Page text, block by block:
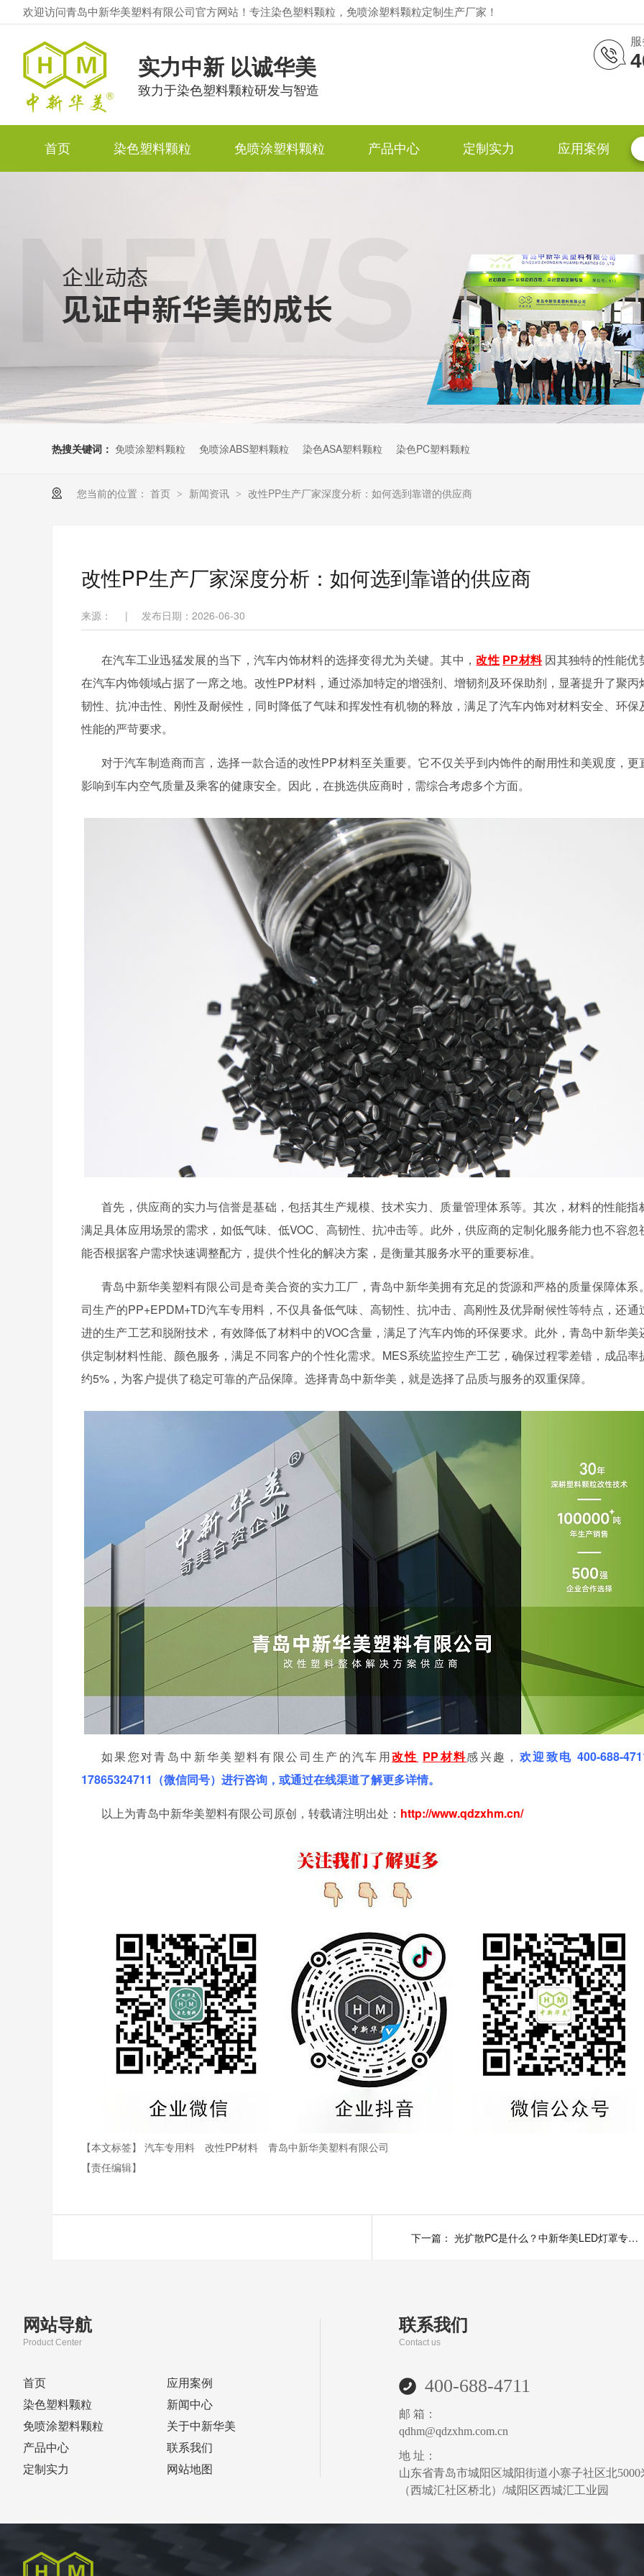
欢迎访问青岛中新华美塑料有限公司官方网站！专注染色塑料颗粒，免喷涂塑料颗粒定制生产厂家！
实力中新 以诚华美
致力于染色塑料颗粒研发与智造
首页 染色塑料颗粒 免喷涂塑料颗粒 产品中心 定制实力 应用案例
热搜关键词： 免喷涂塑料颗粒 免喷涂ABS塑料颗粒 染色ASA塑料颗粒 染色PC塑料颗粒
您当前的位置： 首页 > 新闻资讯 > 改性PP生产厂家深度分析：如何选到靠谱的供应商
改性PP生产厂家深度分析：如何选到靠谱的供应商
来源： | 发布日期：2026-06-30
在汽车工业迅猛发展的当下，汽车内饰材料的选择变得尤为关键。其中，改性 PP材料 因其独特的性能优
在汽车内饰领域占据了一席之地。改性PP材料，通过添加特定的增强剂、增韧剂及环保助剂，显著提升了聚丙
韧性、抗冲击性、刚性及耐候性，同时降低了气味和挥发性有机物的释放，满足了汽车内饰对材料安全、环保
性能的严苛要求。
对于汽车制造商而言，选择一款合适的改性PP材料至关重要。它不仅关乎到内饰件的耐用性和美观度，更
影响到车内空气质量及乘客的健康安全。因此，在挑选供应商时，需综合考虑多个方面。
首先，供应商的实力与信誉是基础，包括其生产规模、技术实力、质量管理体系等。其次，材料的性能指
满足具体应用场景的需求，如低气味、低VOC、高韧性、抗冲击等。此外，供应商的定制化服务能力也不容忽
能否根据客户需求快速调整配方，提供个性化的解决方案，是衡量其服务水平的重要标准。
青岛中新华美塑料有限公司是奇美合资的实力工厂，青岛中新华美拥有充足的货源和严格的质量保障体系
司生产的PP+EPDM+TD汽车专用料，不仅具备低气味、高韧性、抗冲击、高刚性及优异耐候性等特点，还通
进的生产工艺和脱附技术，有效降低了材料中的VOC含量，满足了汽车内饰的环保要求。此外，青岛中新华美
供定制材料性能、 颜色服务，满足不同客户的个性化需求。 MES系统监控生产工艺，确保过程零差错，成品率
约5%，为客户提供了稳定可靠的产品保障。选择青岛中新华美，就是选择了品质与服务的双重保障。
如果您对青岛中新华美塑料有限公司生产的汽车用改性 PP材料感兴趣， 欢迎致电 400-688-
17865324711（微信同号）进行咨询，或通过在线渠道了解更多详情。
以上为青岛中新华美塑料有限公司原创，转载请注明出处： http://www.qdzxhm.cn/
【本文标签】 汽车专用料 改性PP材料
青岛中新华美塑料有限公司
【责任编辑】
下一篇： 光扩散PC是什么？中新华美LED灯罩专用改性PC性能与应用详解
网站导航
Product Center
首页
应用案例
染色塑料颗粒
新闻中心
免喷涂塑料颗粒
关于中新华美
产品中心
联系我们
定制实力
网站地图
联系我们
Contact us
400-688-4711
邮 箱：
qdhm@qdzxhm.com.cn
地 址：
山东省青岛市城阳区城阳街道小寨子社区北5000
（西城汇社区桥北）/城阳区西城汇工业园